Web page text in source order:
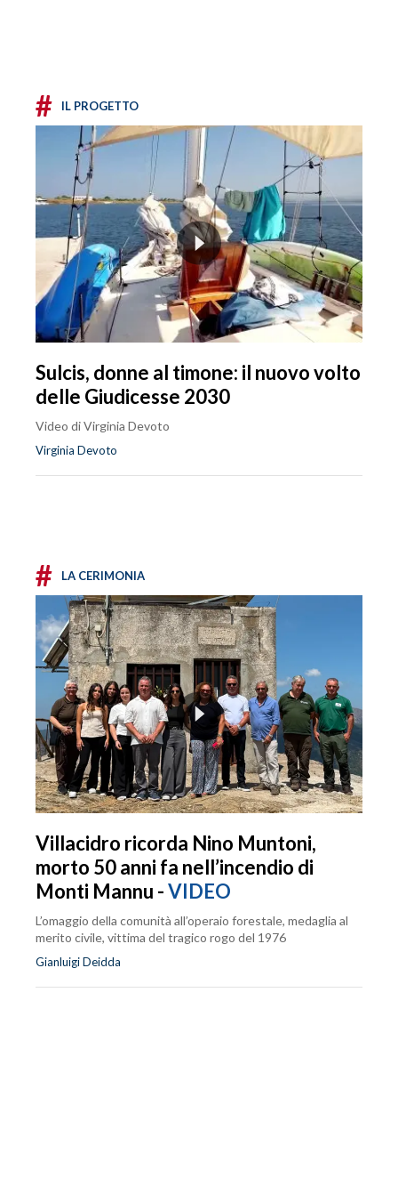
# IL PROGETTO
Sulcis, donne al timone: il nuovo volto
delle Giudicesse 2030
Video di Virginia Devoto
Virginia Devoto
# LA CERIMONIA
Villacidro ricorda Nino Muntoni,
morto 50 anni fa nell’incendio di
Monti Mannu -VIDEO
L’omaggio della comunità all’operaio forestale, medaglia al
merito civile, vittima del tragico rogo del 1976
Gianluigi Deidda